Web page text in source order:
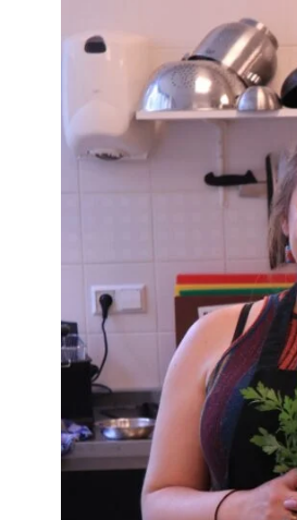
Community building en
welkomstcultuur >
Weerbare
Voorbereiden op crisis,
ontmoetingsplekken >
Samenwerken en
Lobbyen, invloed
maatschappelijke impact
Advies of hulp nodig?
Je kunt altijd contact